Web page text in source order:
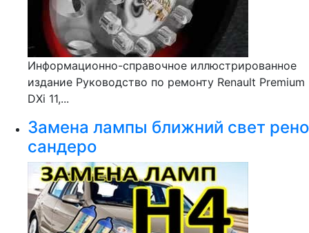
Информационно-справочное иллюстрированное
издание Руководство по ремонту Renault Premium
DXi 11,...
Замена лампы ближний свет рено
сандеро